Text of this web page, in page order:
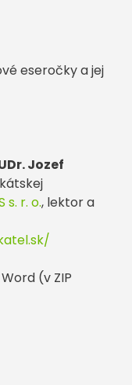
eseročky a jej
Jozef
s. r. o., lektor a
(v ZIP